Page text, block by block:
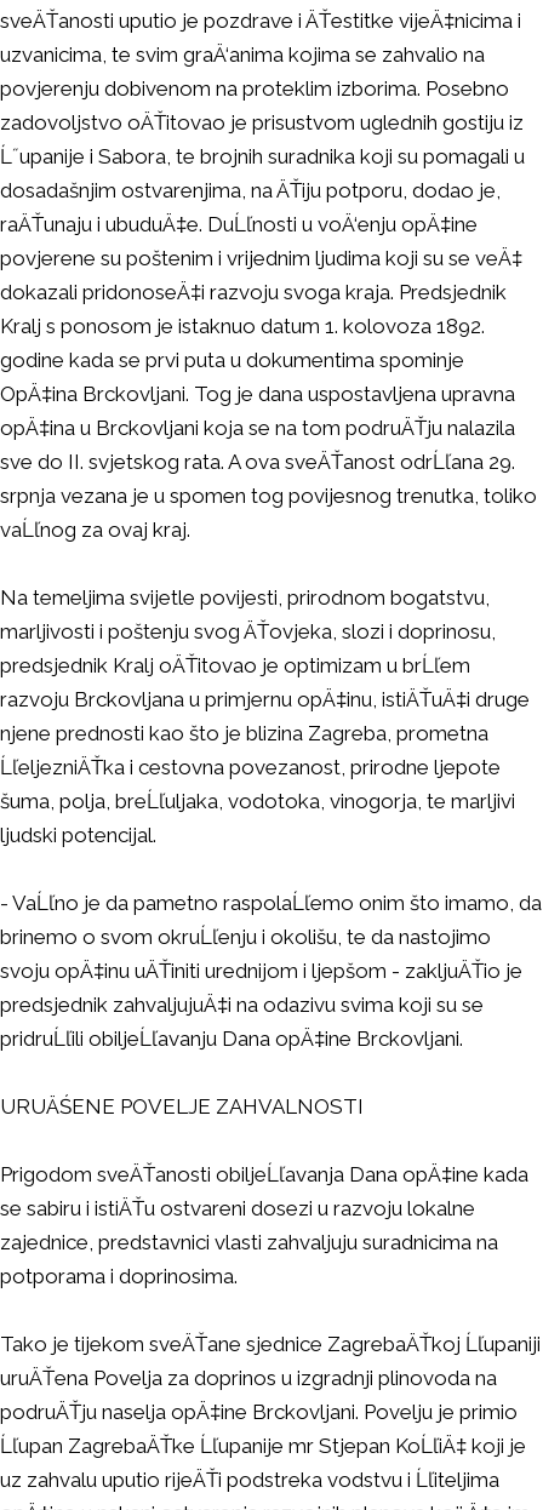
sveÄŤanosti uputio je pozdrave i ÄŤestitke vijeÄ‡nicima i
uzvanicima, te svim graÄ‘anima kojima se zahvalio na
povjerenju dobivenom na proteklim izborima. Posebno
zadovoljstvo oÄŤitovao je prisustvom uglednih gostiju iz
Ĺ˝upanije i Sabora, te brojnih suradnika koji su pomagali u
dosadašnjim ostvarenjima, na ÄŤiju potporu, dodao je,
raÄŤunaju i ubuduÄ‡e. DuĹľnosti u voÄ‘enju opÄ‡ine
povjerene su poštenim i vrijednim ljudima koji su se veÄ‡
dokazali pridonoseÄ‡i razvoju svoga kraja. Predsjednik
Kralj s ponosom je istaknuo datum 1. kolovoza 1892.
godine kada se prvi puta u dokumentima spominje
OpÄ‡ina Brckovljani. Tog je dana uspostavljena upravna
opÄ‡ina u Brckovljani koja se na tom podruÄŤju nalazila
sve do II. svjetskog rata. A ova sveÄŤanost odrĹľana 29.
srpnja vezana je u spomen tog povijesnog trenutka, toliko
vaĹľnog za ovaj kraj.
Na temeljima svijetle povijesti, prirodnom bogatstvu,
marljivosti i poštenju svog ÄŤovjeka, slozi i doprinosu,
predsjednik Kralj oÄŤitovao je optimizam u brĹľem
razvoju Brckovljana u primjernu opÄ‡inu, istiÄŤuÄ‡i druge
njene prednosti kao što je blizina Zagreba, prometna
ĹľeljezniÄŤka i cestovna povezanost, prirodne ljepote
šuma, polja, breĹľuljaka, vodotoka, vinogorja, te marljivi
ljudski potencijal.
- VaĹľno je da pametno raspolaĹľemo onim što imamo, da
brinemo o svom okruĹľenju i okolišu, te da nastojimo
svoju opÄ‡inu uÄŤiniti urednijom i ljepšom - zakljuÄŤio je
predsjednik zahvaljujuÄ‡i na odazivu svima koji su se
pridruĹľili obiljeĹľavanju Dana opÄ‡ine Brckovljani.
URUÄŚENE POVELJE ZAHVALNOSTI
Prigodom sveÄŤanosti obiljeĹľavanja Dana opÄ‡ine kada
se sabiru i istiÄŤu ostvareni dosezi u razvoju lokalne
zajednice, predstavnici vlasti zahvaljuju suradnicima na
potporama i doprinosima.
Tako je tijekom sveÄŤane sjednice ZagrebaÄŤkoj Ĺľupaniji
uruÄŤena Povelja za doprinos u izgradnji plinovoda na
podruÄŤju naselja opÄ‡ine Brckovljani. Povelju je primio
Ĺľupan ZagrebaÄŤke Ĺľupanije mr Stjepan KoĹľiÄ‡ koji je
uz zahvalu uputio rijeÄŤi podstreka vodstvu i Ĺľiteljima